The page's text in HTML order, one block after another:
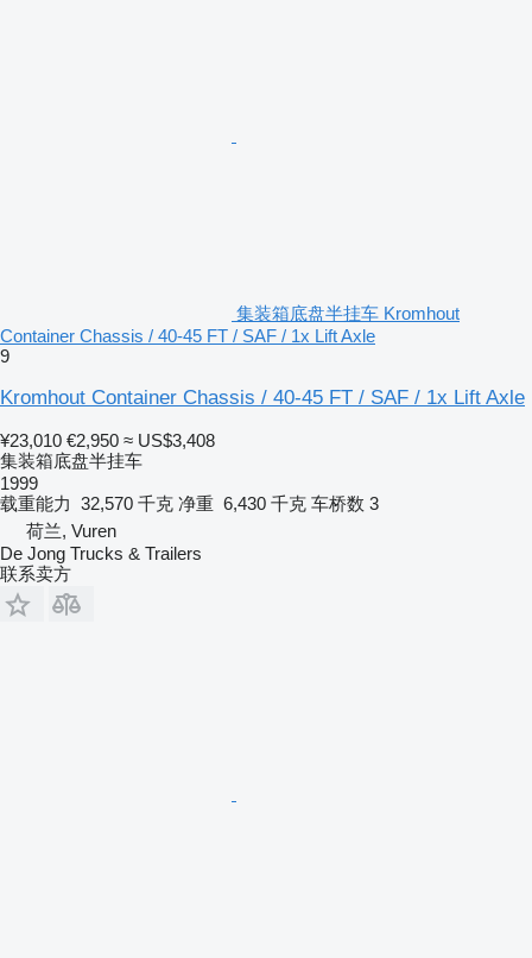
集装箱底盘半挂车 Kromhout
Container Chassis / 40-45 FT / SAF / 1x Lift Axle
9
Kromhout Container Chassis / 40-45 FT / SAF / 1x Lift Axle
¥23,010 €2,950 ≈ US$3,408
集装箱底盘半挂车
1999
载重能力 32,570 千克 净重 6,430 千克 车桥数 3
荷兰, Vuren
De Jong Trucks & Trailers
联系卖方